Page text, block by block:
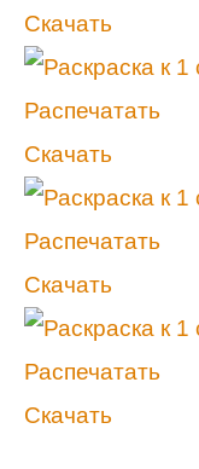
Скачать
Распечатать
Скачать
Распечатать
Скачать
Распечатать
Скачать